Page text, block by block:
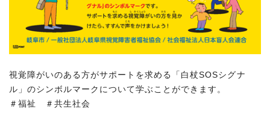
視覚障がいのある方がサポートを求める「白杖SOSシグナ
ル」のシンボルマークについて学ぶことができます。
＃福祉 ＃共生社会